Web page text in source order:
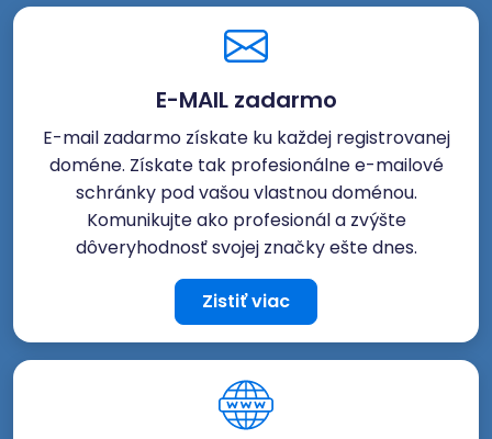
E-MAIL zadarmo
E-mail zadarmo získate ku každej registrovanej
doméne. Získate tak profesionálne e-mailové
schránky pod vašou vlastnou doménou.
Komunikujte ako profesionál a zvýšte
dôveryhodnosť svojej značky ešte dnes.
Zistiť viac